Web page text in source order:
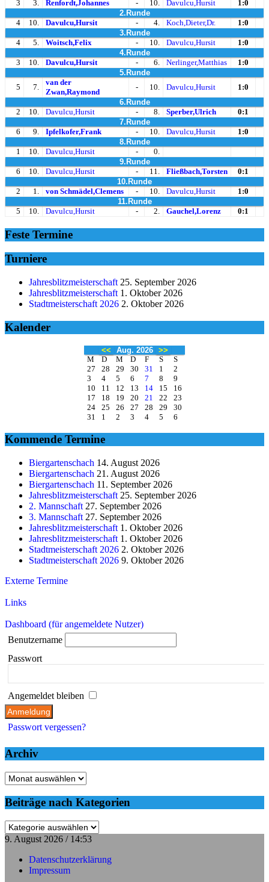
3
3. Renfordt,Johannes - 10. Davulcu,Hursit
1:0
2.Runde
4
10. Davulcu,Hursit - 4. Koch,Dieter,Dr.
1:0
3.Runde
4
5. Woitsch,Felix - 10. Davulcu,Hursit
1:0
4.Runde
3
10. Davulcu,Hursit - 6. Nerlinger,Matthias
1:0
5.Runde
5
7.
van der
Zwan,Raymond
- 10. Davulcu,Hursit
1:0
6.Runde
2
10. Davulcu,Hursit - 8. Sperber,Ulrich
0:1
7.Runde
6
9. Ipfelkofer,Frank - 10. Davulcu,Hursit
1:0
8.Runde
1
10. Davulcu,Hursit -
0.
9.Runde
6
10. Davulcu,Hursit - 11. Fließbach,Torsten
0:1
10.Runde
2
1. von Schmädel,Clemens - 10. Davulcu,Hursit
1:0
11.Runde
5
10. Davulcu,Hursit - 2. Gauchel,Lorenz 0:1
Feste Termine
Turniere
Jahresblitzmeisterschaft 25. September 2026
Jahresblitzmeisterschaft 1. Oktober 2026
Stadtmeisterschaft 2026 2. Oktober 2026
Kalender
<< Aug. 2026 >>
M
D M D F S
S
27
28 29 30 31 1
2
3
4 5 6 7 8
9
10
11 12 13 14 15
16
17
18 19 20 21 22
23
24
25 26 27 28 29
30
31
1 2 3 4 5 6
Kommende Termine
Biergartenschach 14. August 2026
Biergartenschach 21. August 2026
Biergartenschach 11. September 2026
Jahresblitzmeisterschaft 25. September 2026
2. Mannschaft 27. September 2026
3. Mannschaft 27. September 2026
Jahresblitzmeisterschaft 1. Oktober 2026
Jahresblitzmeisterschaft 1. Oktober 2026
Stadtmeisterschaft 2026 2. Oktober 2026
Stadtmeisterschaft 2026 9. Oktober 2026
Externe Termine
Links
Dashboard (für angemeldete Nutzer)
Benutzername
Passwort
Angemeldet bleiben
Passwort vergessen?
Archiv
Archiv
Beiträge nach Kategorien
Beiträge
nach
Kategorien
9. August 2026 / 14:53
Datenschutzerklärung
Impressum